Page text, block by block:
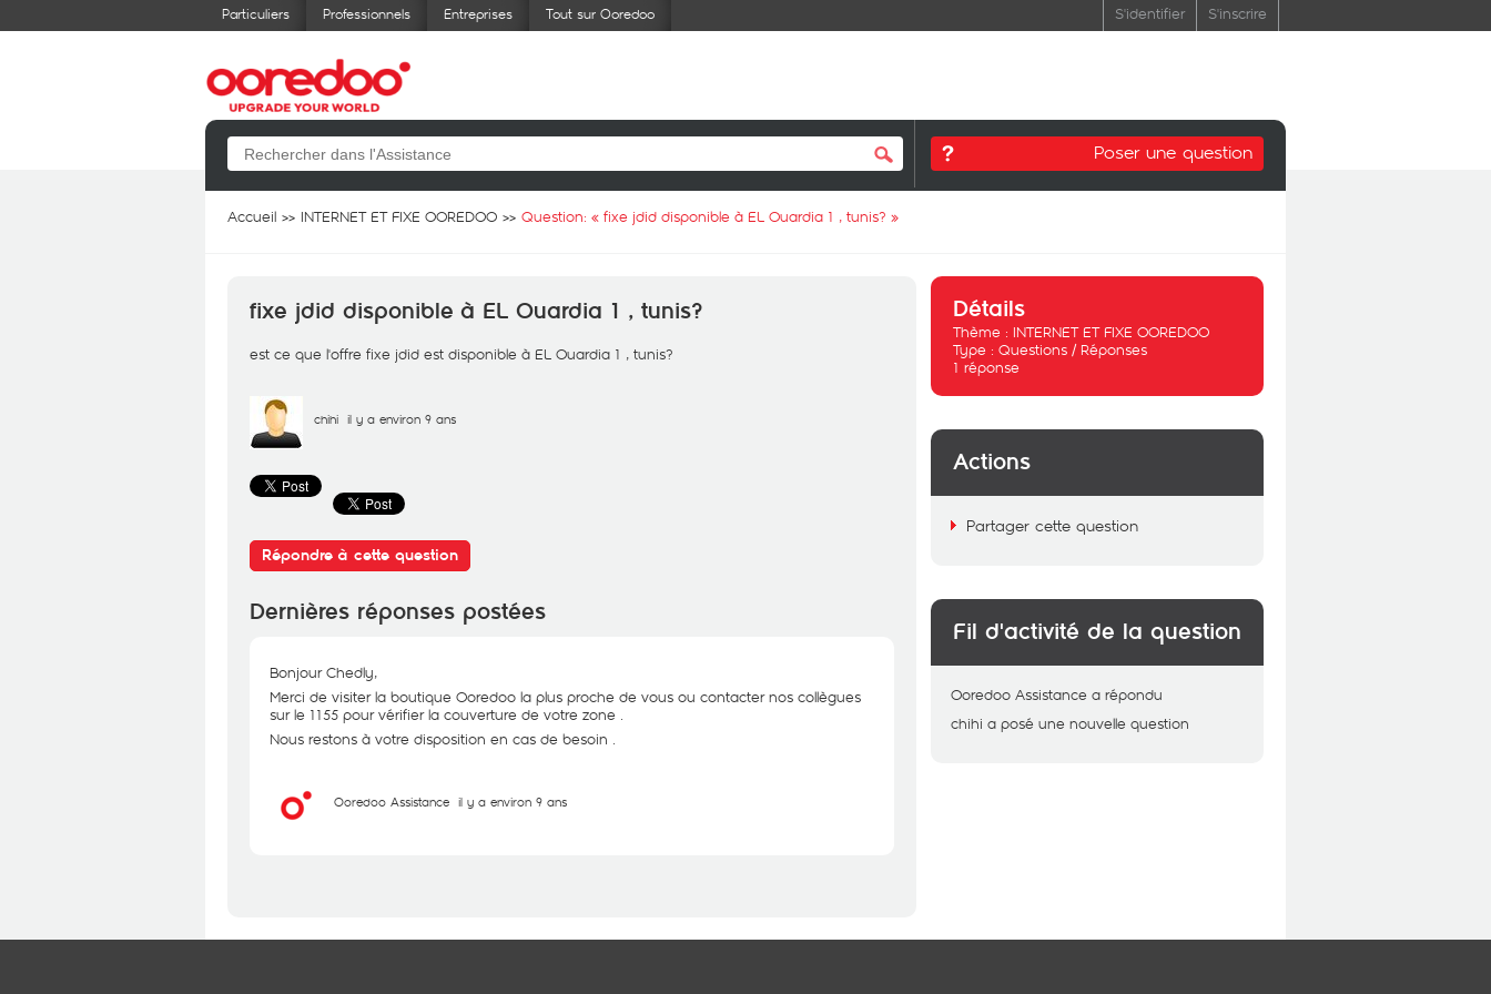
Particuliers Professionnels Entreprises Tout sur Ooredoo S'identifier S'inscrire
Poser une question
Accueil INTERNET ET FIXE OOREDOO Question: « fixe jdid disponible à EL Ouardia 1 , tunis? »
fixe jdid disponible à EL Ouardia 1 , tunis?
est ce que l'offre fixe jdid est disponible à EL Ouardia 1 , tunis?
chihi il y a environ 9 ans
Répondre à cette question
Dernières réponses postées
Bonjour Chedly,
Merci de visiter la boutique Ooredoo la plus proche de vous ou contacter nos collègues
sur le 1155 pour vérifier la couverture de votre zone .
Nous restons à votre disposition en cas de besoin .
Ooredoo Assistance il y a environ 9 ans
Détails
Thème : INTERNET ET FIXE OOREDOO
Type : Questions / Réponses
1 réponse
Actions
Partager cette question
Fil d'activité de la question
Ooredoo Assistance a répondu
chihi a posé une nouvelle question